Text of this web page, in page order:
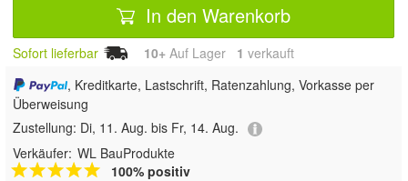
In den Warenkorb
Sofort lieferbar 10+ Auf Lager 1 verkauft
, Kreditkarte, Lastschrift, Ratenzahlung, Vorkasse per
Überweisung
Zustellung: Di, 11. Aug. bis Fr, 14. Aug.
Verkäufer: WL BauProdukte
100% positiv